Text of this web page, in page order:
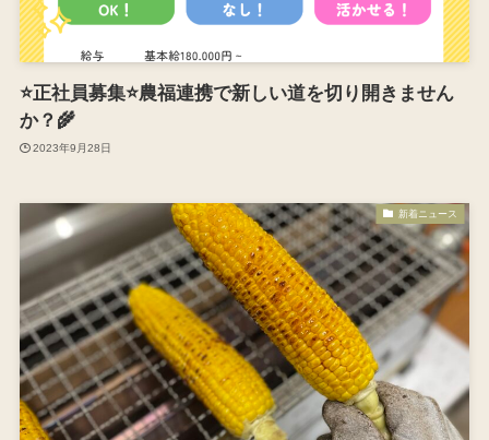
⭐️正社員募集⭐️農福連携で新しい道を切り開きません
か？🌾
2023年9月28日
新着ニュース